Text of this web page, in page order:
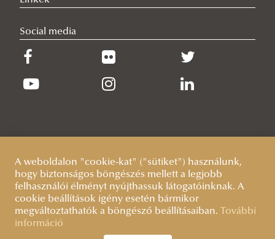
Social media
A weboldalon "cookie-kat" ("sütiket") használunk,
hogy biztonságos böngészés mellett a legjobb
felhasználói élményt nyújthassuk látogatóinknak. A
cookie beállítások igény esetén bármikor
megváltoztathatók a böngésző beállításaiban.
További
információ